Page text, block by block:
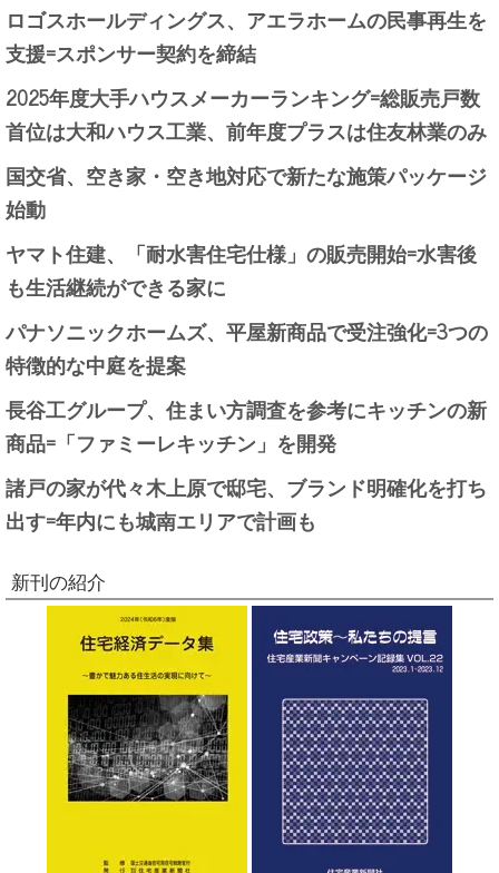
ロゴスホールディングス、アエラホームの民事再生を
支援=スポンサー契約を締結
2025年度大手ハウスメーカーランキング=総販売戸数
首位は大和ハウス工業、前年度プラスは住友林業のみ
国交省、空き家・空き地対応で新たな施策パッケージ
始動
ヤマト住建、「耐水害住宅仕様」の販売開始=水害後
も生活継続ができる家に
パナソニックホームズ、平屋新商品で受注強化=3つの
特徴的な中庭を提案
長谷工グループ、住まい方調査を参考にキッチンの新
商品=「ファミーレキッチン」を開発
諸戸の家が代々木上原で邸宅、ブランド明確化を打ち
出す=年内にも城南エリアで計画も
新刊の紹介